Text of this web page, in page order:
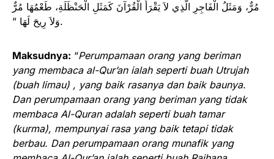
مُرٌّ، وَمَثَلُ الْفَاجِرِ الَّذِي لاَ يَقْرَأُ الْقُرْآنَ كَمَثَلِ الْحَنْظَلَةِ، طَعْمُهَا مُرٌّ
وَلاَ رِيحَ لَهَا ‏”‏‏.
‏Maksudnya: “Perumpamaan orang yang beriman
yang membaca al-Qur’an ialah seperti buah Utrujah
(buah limau) , yang baik rasanya dan baik baunya.
Dan perumpamaan orang yang beriman yang tidak
membaca Al-Quran adalah seperti buah tamar
(kurma), mempunyai rasa yang baik tetapi tidak
berbau. Dan perumpamaan orang munafik yang